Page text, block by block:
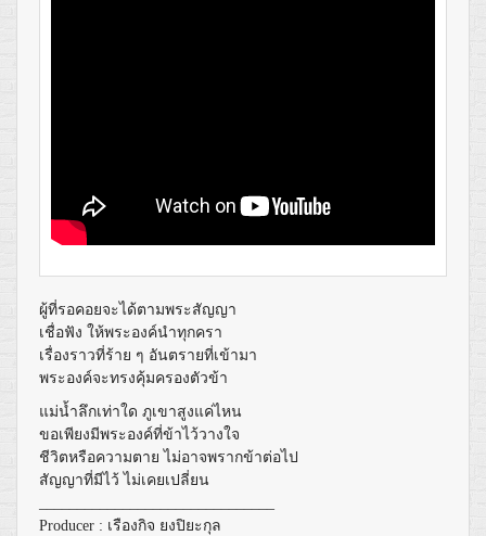
ผู้ที่รอคอยจะได้ตามพระสัญญา
เชื่อฟัง ให้พระองค์นำทุกครา
เรื่องราวที่ร้าย ๆ อันตรายที่เข้ามา
พระองค์จะทรงคุ้มครองตัวข้า
แม่น้ำลึกเท่าใด ภูเขาสูงแค่ไหน
ขอเพียงมีพระองค์ที่ข้าไว้วางใจ
ชีวิตหรือความตาย ไม่อาจพรากข้าต่อไป
สัญญาที่มีไว้ ไม่เคยเปลี่ยน
Producer : เรืองกิจ ยงปิยะกุล